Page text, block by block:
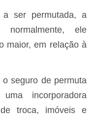
ser permutada, a
ele
maior, em relação à
seguro de permuta
incorporadora
troca, imóveis e